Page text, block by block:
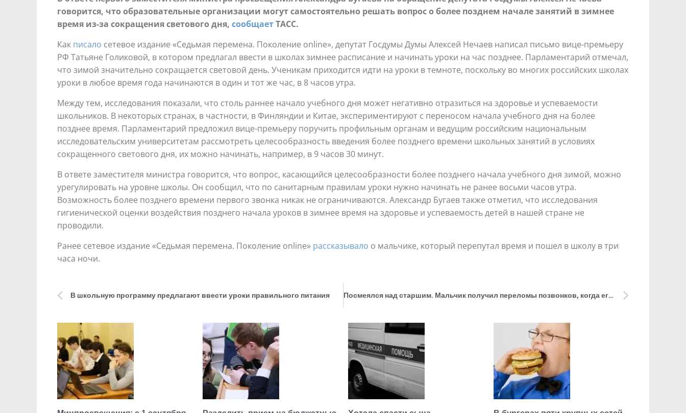
говорится, что образовательные организации могут самостоятельно решать вопрос о более позднем начале занятий в зимнее
время из-за сокращения светового дня, сообщаетТАСС.
Как писало сетевое издание «Седьмая перемена. Поколение online», депутат Госдумы Думы Алексей Нечаев написал письмо вице-премьеру
РФ Татьяне Голиковой, в котором предлагал ввести в школах зимнее расписание и начинать уроки на час позднее. Парламентарий отмечал,
что зимой значительно сокращается световой день. Ученикам приходится идти на уроки в темноте, поскольку во многих российских школах
уроки в любое время года начинаются в один и тот же час, в 8 часов утра.
Между тем, исследования показали, что столь раннее начало учебного дня может негативно отразиться на здоровье и успеваемости
школьников. В некоторых странах, в частности, в Финляндии и Китае, экспериментируют с переносом начала учебного дня на более
позднее время. Парламентарий предложил вице-премьеру поручить профильным органам и ведущим российским национальным
исследовательским университетам рассмотреть целесообразность введения более позднего времени школьных занятий в условиях
сокращенного светового дня, их можно начинать, например, в 9 часов 30 минут.
В ответе заместителя министра говорится, что вопрос, касающийся целесообразности более позднего начала учебного дня зимой, можно
урегулировать на уровне школы. Он сообщил, что по санитарным правилам уроки нужно начинать не ранее восьми часов утра.
Возможность более позднего времени первого звонка никак не ограничиваются. Александр Бугаев также отметил, что исследования
гигиенической оценки воздействия позднего начала уроков в зимнее время на здоровье и успеваемость детей в нашей стране не
проводили.
Ранее сетевое издание «Седьмая перемена. Поколение online» рассказывало о мальчике, который перепутал время и пошел в школу в три
часа ночи.
В школьную программу предлагают ввести уроки правильного питания Посмеялся над старшим. Мальчик получил переломы позвонков, когда его столкнул с лестницы подросток